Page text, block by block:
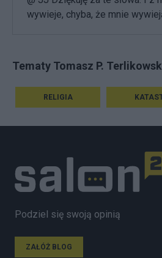
wywieje, chyba, że mnie
Tematy Tomasz P.
RELIGIA
Podziel się swoją opinią
ZAŁÓŻ BLOG